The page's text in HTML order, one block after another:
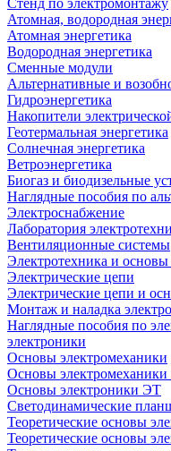
Стенд по электромонтажу
Атомная, водородная
Атомная энергетика
Водородная энергетика
Сменные модули
Альтернативные и
Гидроэнергетика
Накопители
Геотермальная энергетика
Солнечная энергетика
Ветроэнергетика
Биогаз и биодизельные
Наглядные пособия по
Электроснабжение
Лаборатория
Вентиляционные системы
Электротехника и основы
Электрические цепи
Электрические цепи и
Монтаж и наладка
Наглядные пособия по
электроники
Основы электромеханики
Основы электромеханики
Основы электроники ЭТ
Светодинамические
Теоретические основы
Теоретические основы